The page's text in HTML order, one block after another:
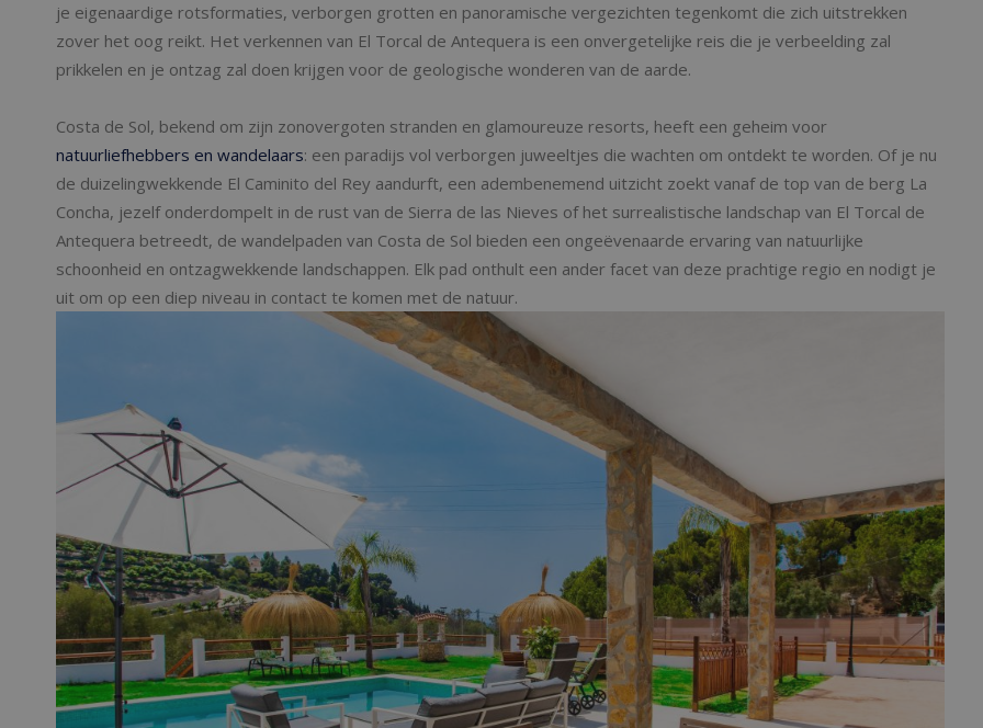
je eigenaardige rotsformaties, verborgen grotten en panoramische vergezichten tegenkomt die zich uitstrekken
zover het oog reikt. Het verkennen van El Torcal de Antequera is een onvergetelijke reis die je verbeelding zal
prikkelen en je ontzag zal doen krijgen voor de geologische wonderen van de aarde.
Costa de Sol, bekend om zijn zonovergoten stranden en glamoureuze resorts, heeft een geheim voor
natuurliefhebbers en wandelaars: een paradijs vol verborgen juweeltjes die wachten om ontdekt te worden. Of je nu
de duizelingwekkende El Caminito del Rey aandurft, een adembenemend uitzicht zoekt vanaf de top van de berg La
Concha, jezelf onderdompelt in de rust van de Sierra de las Nieves of het surrealistische landschap van El Torcal de
Antequera betreedt, de wandelpaden van Costa de Sol bieden een ongeëvenaarde ervaring van natuurlijke
schoonheid en ontzagwekkende landschappen. Elk pad onthult een ander facet van deze prachtige regio en nodigt je
uit om op een diep niveau in contact te komen met de natuur.